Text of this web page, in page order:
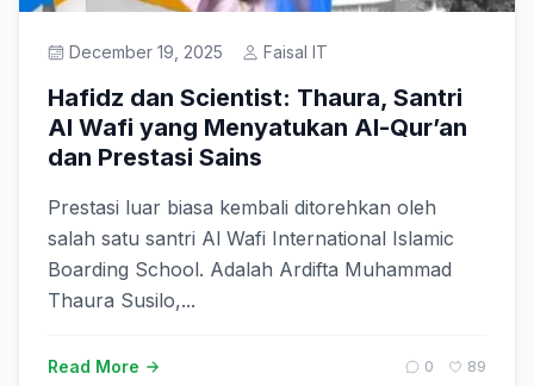
December 19, 2025 Faisal IT
Hafidz dan Scientist: Thaura, Santri
Al Wafi yang Menyatukan Al-Qur’an
dan Prestasi Sains
Prestasi luar biasa kembali ditorehkan oleh
salah satu santri Al Wafi International Islamic
Boarding School. Adalah Ardifta Muhammad
Thaura Susilo,...
Read More 0 89